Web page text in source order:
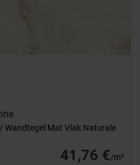
Wandtegel Mat Vlak Naturale
41,76 €/m²